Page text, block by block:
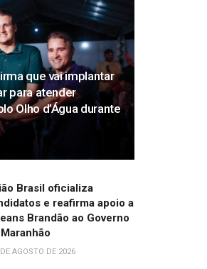
que vai implantar
para atender
Olho d’Água durante
Brasil oficializa
e reafirma apoio a
Brandão ao Governo
AGOSTO DE 2026